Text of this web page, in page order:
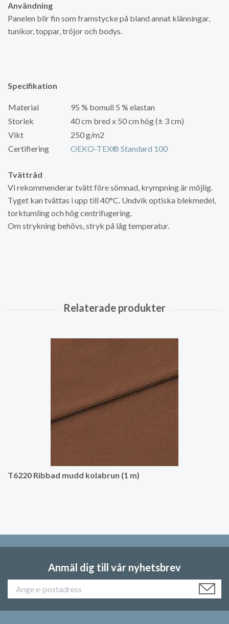
Användning
Panelen blir fin som framstycke på bland annat klänningar,
tunikor, toppar, tröjor och bodys.
Specifikation
Material
95 % bomull 5 % elastan
Storlek
40 cm bred x 50 cm hög (± 3 cm)
Vikt
250 g/m2
Certifiering
OEKO-TEX® Standard 100
Tvättråd
Vi rekommenderar tvätt före sömnad, krympning är möjlig.
Tyget kan tvättas i upp till 40°C. Undvik optiska blekmedel,
torktumling och hög centrifugering.
Om strykning behövs, stryk på låg temperatur.
T6220 Ribbad mudd kolabrun (1 m)
Anmäl dig till vår nyhetsbrev